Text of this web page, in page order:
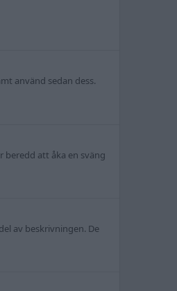
använd sedan dess.
beredd att åka en sväng
av beskrivningen. De